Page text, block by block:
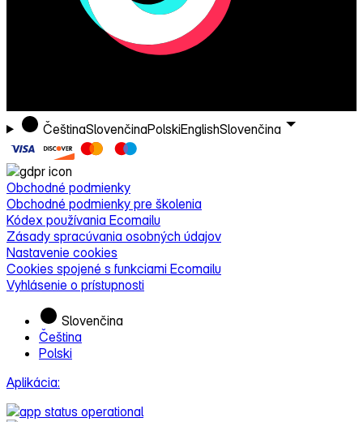
ČeštinaSlovenčinaPolskiEnglishSlovenčina
Obchodné podmienky
Obchodné podmienky pre školenia
Kódex používania Ecomailu
Zásady spracúvania osobných údajov
Nastavenie cookies
Cookies spojené s funkciami Ecomailu
Vyhlásenie o prístupnosti
Slovenčina
Čeština
Polski
Aplikácia: